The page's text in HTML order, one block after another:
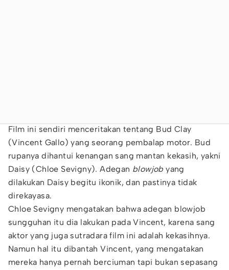
Film ini sendiri menceritakan tentang Bud Clay
(Vincent Gallo) yang seorang pembalap motor. Bud
rupanya dihantui kenangan sang mantan kekasih, yakni
Daisy (Chloe Sevigny). Adegan blowjobyang
dilakukan Daisy begitu ikonik, dan pastinya tidak
direkayasa.
Chloe Sevigny mengatakan bahwa adegan blowjob
sungguhan itu dia lakukan pada Vincent, karena sang
aktor yang juga sutradara film ini adalah kekasihnya.
Namun hal itu dibantah Vincent, yang mengatakan
mereka hanya pernah berciuman tapi bukan sepasang